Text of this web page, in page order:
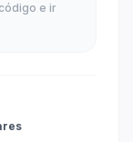
e ir